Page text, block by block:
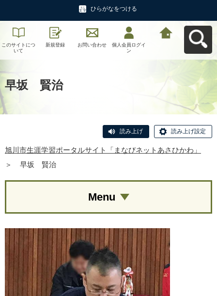
ひらがなをつける
このサイトにつ
いて
新規登録 お問い合わせ
個人会員ログイ
ン
早坂 賢治
読み上げ 読み上げ設定
旭川市生涯学習ポータルサイト「まなびネットあさひかわ」
＞
早坂 賢治
Menu